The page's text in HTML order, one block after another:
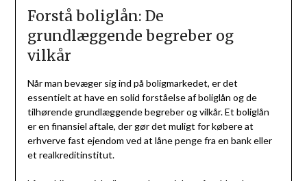
Forstå boliglån: De
grundlæggende begreber og
vilkår
Når man bevæger sig ind på boligmarkedet, er det
essentielt at have en solid forståelse af boliglån og de
tilhørende grundlæggende begreber og vilkår. Et boliglån
er en finansiel aftale, der gør det muligt for købere at
erhverve fast ejendom ved at låne penge fra en bank eller
et realkreditinstitut.